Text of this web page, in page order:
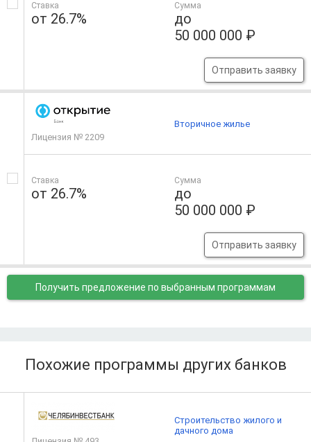
Ставка
от 26.7%
Сумма
до
50 000 000 ₽
Отправить заявку
Лицензия № 2209
Ставка
от 26.7%
Сумма
до
50 000 000 ₽
Отправить заявку
Вторичное жилье
Получить предложение по выбранным программам
Похожие программы других банков
Строительство жилого и
дачного дома